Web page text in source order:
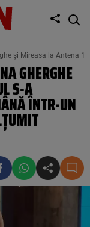
și Mireasa la Antena
GHERGHE
S-A
ÎNTR-UN